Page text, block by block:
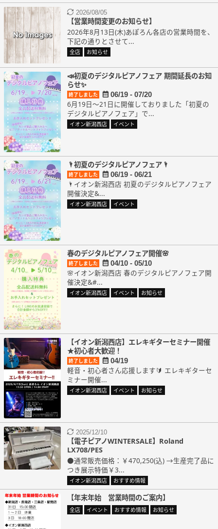
2026/08/05
【営業時間変更のお知らせ】
2026年8月13日(木)あぽろん各店の営業時間を、
下記の通りとさせて...
全店 お知らせ
📣初夏のデジタルピアノフェア 期間延長のお知
らせ✨
終了しました 06/19 - 07/20
6月19日～21日に開催しておりました「初夏の
デジタルピアノフェア」で...
イオン新潟西店 イベント
🌂初夏のデジタルピアノフェア🌂
終了しました 06/19 - 06/21
🌂イオン新潟西店 初夏のデジタルピアノフェア
開催決定&...
イオン新潟西店 イベント
春のデジタルピアノフェア開催🌸
終了しました 04/10 - 05/10
🌸イオン新潟西店 春のデジタルピアノフェア開
催決定&#...
イオン新潟西店 イベント お知らせ
【イオン新潟西店】エレキギターセミナー開催
★初心者大歓迎！
終了しました 04/19
軽音・初心者さん応援します🔰 エレキギターセ
ミナー開催...
イオン新潟西店 イベント お知らせ
2025/12/10
【電子ピアノWINTERSALE】Roland
LX708/PES
●通常販売価格：￥470,250(込) →生産完了品に
つき展示特価￥3...
イオン新潟西店 おすすめ情報
【年末年始 営業時間のご案内】
全店 イベント おすすめ情報 お知らせ